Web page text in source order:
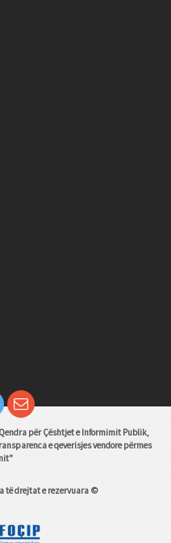
për Çështjet e Informimit Publik,
e qeverisjes vendore përmes
të drejtat e rezervuara ©